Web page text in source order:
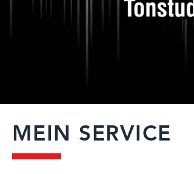
MEIN SERVICE